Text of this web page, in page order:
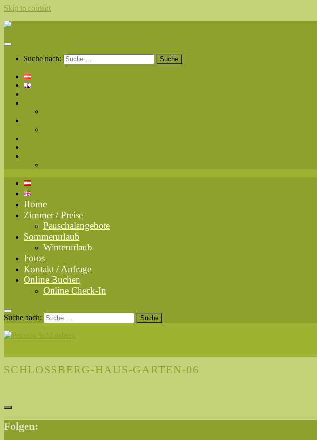
Skip to content
Suche nach:
Home
Zimmer / Preise
Pauschalangebote
Sommerurlaub
Winterurlaub
Fotos
Kontakt / Anfrage
Online Buchen
Online Check-In
Suche nach:
SCHLOSSBERG-HAUS-GARTEN-06
Folgen: